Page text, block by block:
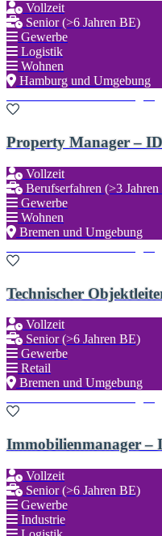
Vollzeit
Senior (>6 Jahren BE)
Gewerbe
Logistik
Wohnen
Hamburg und Umgebung
Property Manager –
Vollzeit
Berufserfahren (>3
Gewerbe
Wohnen
Bremen und Umgebung
Technischer
Vollzeit
Senior (>6 Jahren BE)
Gewerbe
Retail
Bremen und Umgebung
Immobilienmanager –
Vollzeit
Senior (>6 Jahren BE)
Gewerbe
Industrie